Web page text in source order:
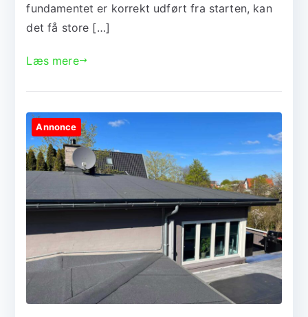
fundamentet er korrekt udført fra starten, kan
det få store […]
Læs mere
Annonce